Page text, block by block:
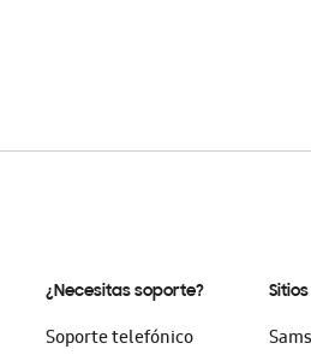
¿Necesitas soporte?
Soporte telefónico